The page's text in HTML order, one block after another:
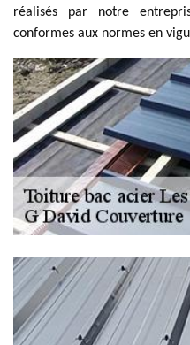
réalisés par notre
conformes aux normes en